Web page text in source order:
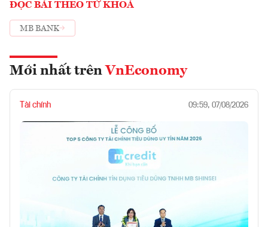
ĐỌC BÀI THEO TỪ KHOÁ
MB BANK
Mới nhất trên VnEconomy
Tài chính 09:59, 07/08/2026